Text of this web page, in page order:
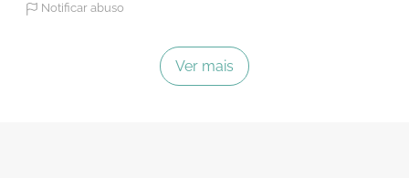
Notificar abuso
Ver mais